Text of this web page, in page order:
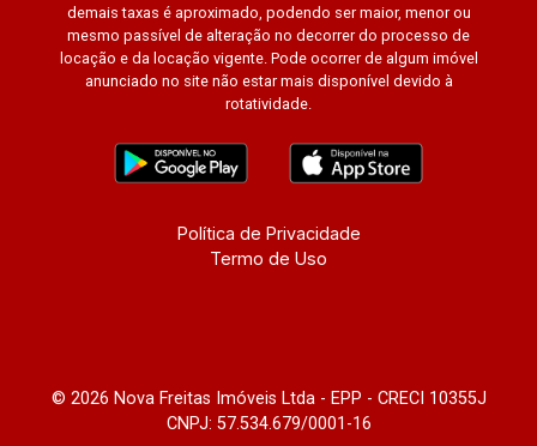
demais taxas é aproximado, podendo ser maior, menor ou
mesmo passível de alteração no decorrer do processo de
locação e da locação vigente. Pode ocorrer de algum imóvel
anunciado no site não estar mais disponível devido à
rotatividade.
Política de Privacidade
Termo de Uso
© 2026 Nova Freitas Imóveis Ltda - EPP - CRECI 10355J
CNPJ: 57.534.679/0001-16